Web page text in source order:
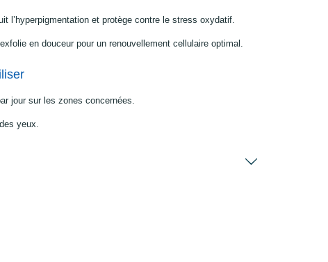
l’hyperpigmentation et protège contre le stress oxydatif.
en douceur pour un renouvellement cellulaire optimal.
jour sur les zones concernées.
yeux.